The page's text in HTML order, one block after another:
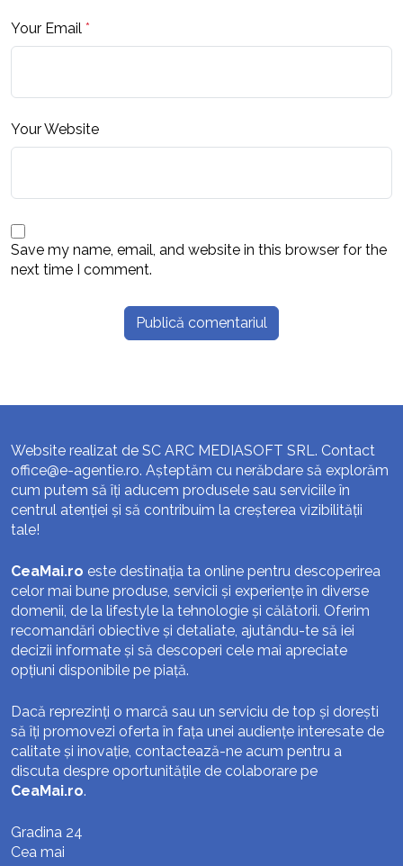
Your Email *
Your Website
Save my name, email, and website in this browser for the
next time I comment.
Website realizat de SC ARC MEDIASOFT SRL. Contact
office@e-agentie.ro. Așteptăm cu nerăbdare să explorăm
cum putem să îți aducem produsele sau serviciile în
centrul atenției și să contribuim la creșterea vizibilității
tale!
CeaMai.ro este destinația ta online pentru descoperirea
celor mai bune produse, servicii și experiențe în diverse
domenii, de la lifestyle la tehnologie și călătorii. Oferim
recomandări obiective și detaliate, ajutându-te să iei
decizii informate și să descoperi cele mai apreciate
opțiuni disponibile pe piață.
Dacă reprezinți o marcă sau un serviciu de top și dorești
să îți promovezi oferta în fața unei audiențe interesate de
calitate și inovație, contactează-ne acum pentru a
discuta despre oportunitățile de colaborare pe
CeaMai.ro.
Gradina 24
Cea mai